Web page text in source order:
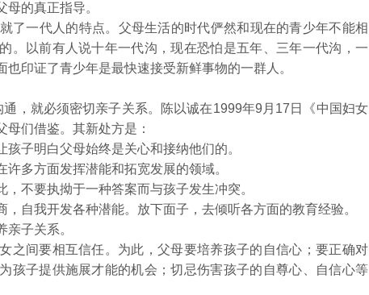
的真正指导。
了一代人的特点。父母生活的时代俨然和现在的青少年不能相
。以前有人说十年一代沟，现在恐怕是五年、三年一代沟，一
印证了青少年是最快速接受新鲜事物的一群人。
通，就必须密切亲子关系。陈以诚在1999年9月17日《中国妇女
母们借鉴。其新处方是：
子明白父母始终是关心和接纳他们的。
多方面发挥潜能和拓宽发展的领域。
不要执拗于一种答案而与孩子发生冲突。
自我开发各种潜能。放下面子，去倾听各方面的教育经验。
亲子关系。
之间要相互信任。为此，父母要培养孩子的自信心；要正确对
孩子提供施展才能的机会；切忌伤害孩子的自尊心、自信心等